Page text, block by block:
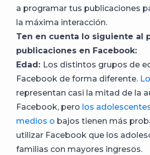
a programar tus publicaciones
la máxima interacción.
Ten en cuenta lo siguiente al
publicaciones en Facebook:
Edad: Los distintos grupos de
Facebook de forma diferente.
representan casi la mitad de la
Facebook, pero los
medios o bajos tienen más
utilizar Facebook que los
familias con mayores ingresos.